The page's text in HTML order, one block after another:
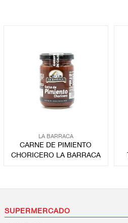
LA BARRACA
CARNE DE PIMIENTO
CHORICERO LA BARRACA
SUPERMERCADO